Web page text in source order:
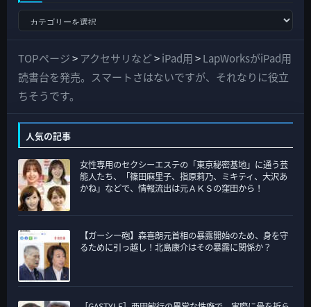
て
の
カ
リ
ー
TOPページ> アクセサリなど>iPad用>LapWorksがiPad用
読書台を発売。スマートさはないですが、それなりに役立
ちそうです。
人気の記事
女性専用のセクシーエステの「東京秘密基地」に通う芸
能人たち、「篠田麻里子、指原莉乃、ミキティ、大沢あ
かね」などで、情報流出は元ＡＫＳの窪田から！
【ガーシー砲】森喜朗元首相の暴露開始のため、身を守
るために引っ越し！北島康介はその暴露に関係か？